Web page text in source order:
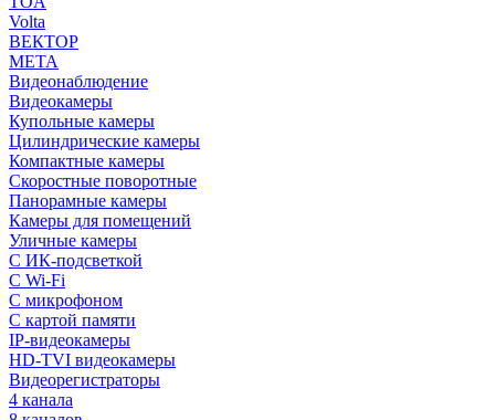
Volta
ВЕКТОР
МЕТА
Видеонаблюдение
Видеокамеры
Купольные камеры
Цилиндрические камеры
Компактные камеры
Скоростные поворотные
Панорамные камеры
Камеры для помещений
Уличные камеры
С ИК-подсветкой
С Wi-Fi
С микрофоном
С картой памяти
IP-видеокамеры
HD-TVI видеокамеры
Видеорегистраторы
4 канала